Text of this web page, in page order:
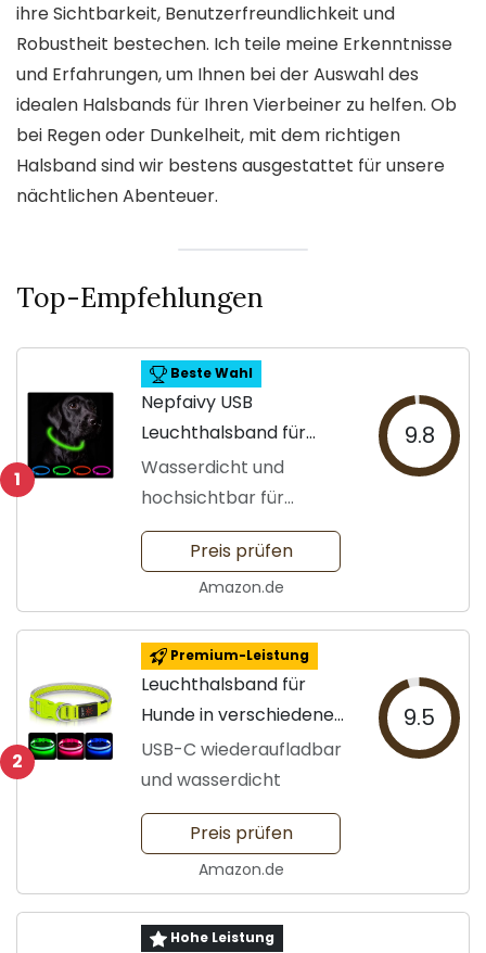
ihre Sichtbarkeit, Benutzerfreundlichkeit und
Robustheit bestechen. Ich teile meine Erkenntnisse
und Erfahrungen, um Ihnen bei der Auswahl des
idealen Halsbands für Ihren Vierbeiner zu helfen. Ob
bei Regen oder Dunkelheit, mit dem richtigen
Halsband sind wir bestens ausgestattet für unsere
nächtlichen Abenteuer.
Top-Empfehlungen
1
Beste Wahl
Nepfaivy USB
Leuchthalsband für
Hunde
Wasserdicht und
hochsichtbar für
Nachtspaziergänge
9.8
Preis prüfen
Amazon.de
2
Premium-Leistung
Leuchthalsband für
Hunde in verschiedenen
Größen
USB-C wiederaufladbar
und wasserdicht
9.5
Preis prüfen
Amazon.de
Hohe Leistung